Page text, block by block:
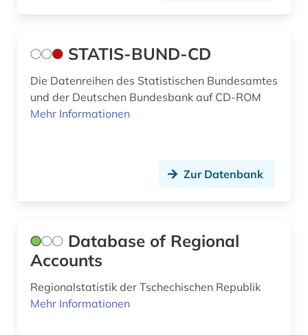
markt (2)
marktdaten (3)
mauritius (1)
medienwissenschaft (1)
migration (6)
militarismus (1)
STATIS-BUND-CD
Die Datenreihen des Statistischen Bundesamtes
und der Deutschen Bundesbank auf CD-ROM
Mehr Informationen
Zur Datenbank
Database of Regional
Accounts
Regionalstatistik der Tschechischen Republik
Mehr Informationen